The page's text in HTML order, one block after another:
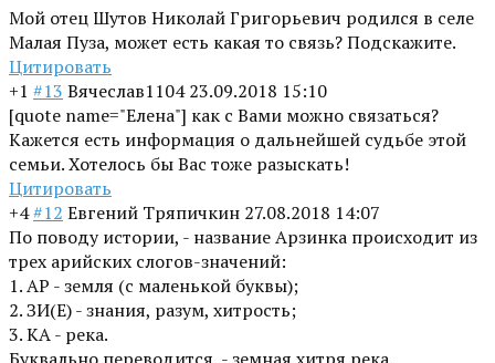
Мой отец Шутов Николай Григорьевич родился в селе
Малая Пуза, может есть какая то связь? Подскажите.
Цитировать
+1 #13 Вячеслав1104 23.09.2018 15:10
[quote name="Елена"] как с Вами можно связаться?
Кажется есть информация о дальнейшей судьбе этой
семьи. Хотелось бы Вас тоже разыскать!
Цитировать
+4#12 Евгений Тряпичкин 27.08.2018 14:07
По поводу истории, - название Арзинка происходит из
трех арийских слогов-значений:
1. АР - земля (с маленькой буквы);
2. ЗИ(Е) - знания, разум, хитрость;
3. КА - река.